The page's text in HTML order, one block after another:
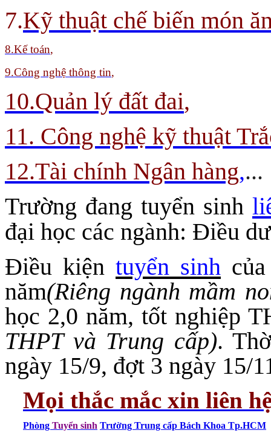
7.Kỹ thuật chế biến món
8.Kế toán,
9.Công nghệ thông tin,
10.Quản lý đất đai,
11. Công nghệ kỹ thuật
12.Tài chính Ngân hàng,...
Trường đang tuyển sinh
đại học các ngành: Điều
Điều kiện tuyển sinh
năm(Riêng ngành mầm
học 2,0 năm, tốt nghiệp
THPT và Trung cấp).
ngày 15/9, đợt 3 ngày 15/
Mọi thắc mắc xin liên
Phòng Tuyển sinh Trường Trung cấp Bách Khoa Tp.HCM